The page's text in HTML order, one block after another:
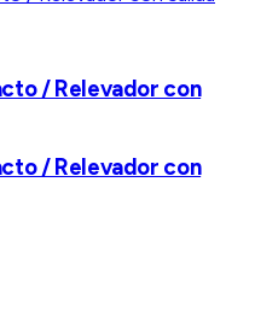
/ Relevador con
/ Relevador con